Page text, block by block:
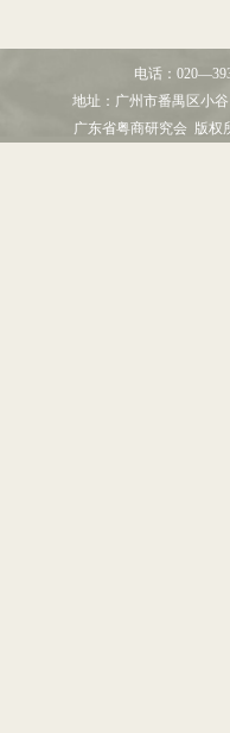
电话：
地址： 广州市番禺区小
广东省粤商研究会 版